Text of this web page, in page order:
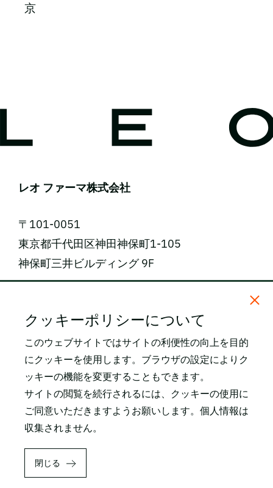
京
レオ ファーマ株式会社
〒101-0051
東京都千代田区神田神保町1-105
神保町三井ビルディング 9F
FAX番号: 03-3259-0150
所在地・アクセス
関連サイト
LEO Pharma SKIN
FOLLOW US
YouTube
クッキーポリシーについて
このウェブサイトではサイトの利便性の向上を目的
にクッキーを使用します。ブラウザの設定によりク
ッキーの機能を変更することもできます。
サイトの閲覧を続行されるには、クッキーの使用に
ご同意いただきますようお願いします。個人情報は
収集されません。
閉じる